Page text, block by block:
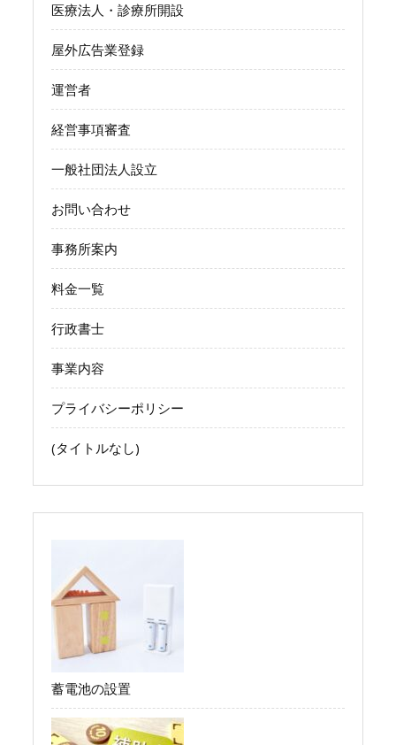
医療法人・診療所開設
屋外広告業登録
運営者
経営事項審査
一般社団法人設立
お問い合わせ
事務所案内
料金一覧
行政書士
事業内容
プライバシーポリシー
(タイトルなし)
蓄電池の設置